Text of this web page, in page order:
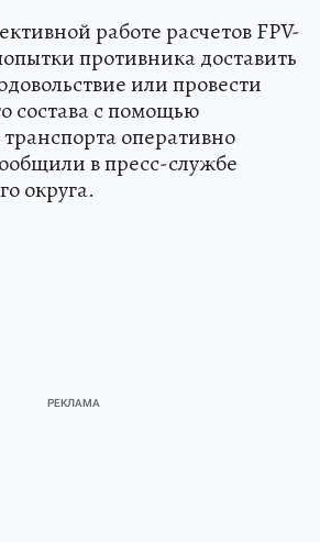
работе расчетов FPV-
противника доставить
или провести
состава с помощью
оперативно
в пресс-службе
округа.